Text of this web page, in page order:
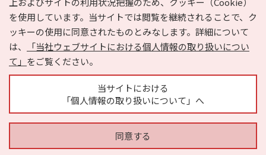
を使用しています。当サイトでは閲覧を継続されることで、ク
ッキーの使用に同意されたものとみなします。詳細について
は、
「当社ウェブサイトにおける個人情報の取り扱いについ
て」 をご覧ください。
当サイトにおける
「個人情報の取り扱いについて」へ
同意する
e-NAVITA（イーナビタ）とは？ お気に入り
ヘルプ
利用規約
個人情報の取り扱いについて
運営会社
サイトマップ
広告掲載に関するお問い合わせ
Copyright © HYOJITO.Co.,Ltd. All Rights Reserved.